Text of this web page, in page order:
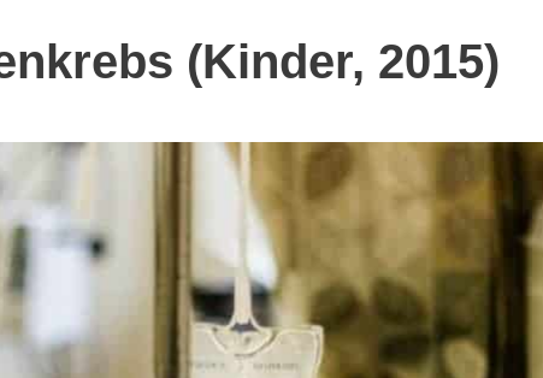
(Kinder, 2015)